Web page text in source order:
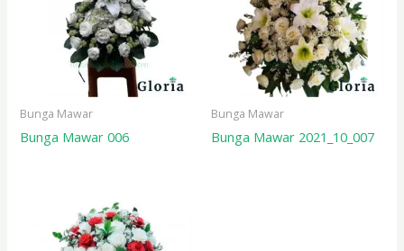
Bunga Mawar
Bunga Mawar 006
Bunga Mawar
Bunga Mawar 2021_10_007